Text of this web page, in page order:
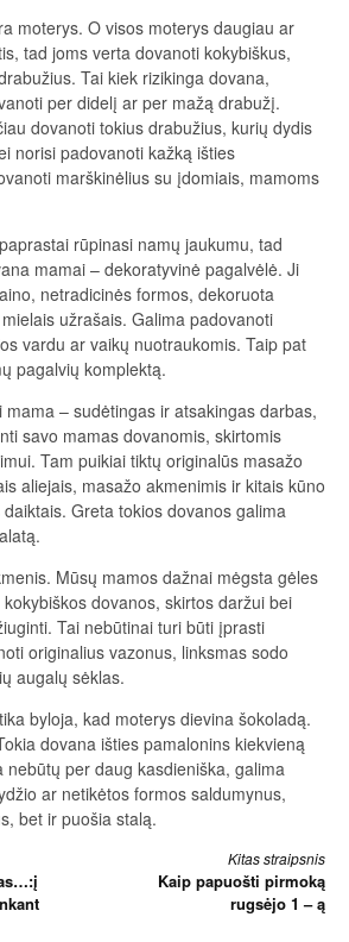
moterys. O visos moterys daugiau ar
tad joms verta dovanoti kokybiškus,
Tai kiek rizikinga dovana,
per didelį ar per mažą drabužį.
dovanoti tokius drabužius, kurių dydis
norisi padovanoti kažką išties
marškinėlius su įdomiais, mamoms
rūpinasi namų jaukumu, tad
mamai – dekoratyvinė pagalvėlė. Ji
netradicinės formos, dekoruota
užrašais. Galima padovanoti
vardu ar vaikų nuotraukomis. Taip pat
pagalvių komplektą.
– sudėtingas ir atsakingas darbas,
savo mamas dovanomis, skirtomis
Tam puikiai tiktų originalūs masažo
aliejais, masažo akmenimis ir kitais kūno
Greta tokios dovanos galima
Mūsų mamos dažnai mėgsta gėles
dovanos, skirtos daržui bei
Tai nebūtinai turi būti įprasti
originalius vazonus, linksmas sodo
augalų sėklas.
byloja, kad moterys dievina šokoladą.
dovana išties pamalonins kiekvieną
nebūtų per daug kasdieniška, galima
ar netikėtos formos saldumynus,
bet ir puošia stalą.
Kitas straipsnis
Kaip papuošti pirmoką
rugsėjo 1 – ą